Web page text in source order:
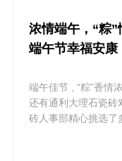
浓情端午，“粽
端午节幸福安康
端午佳节 , “粽”香情
还有通利大理石瓷砖
砖人事部精心挑选了